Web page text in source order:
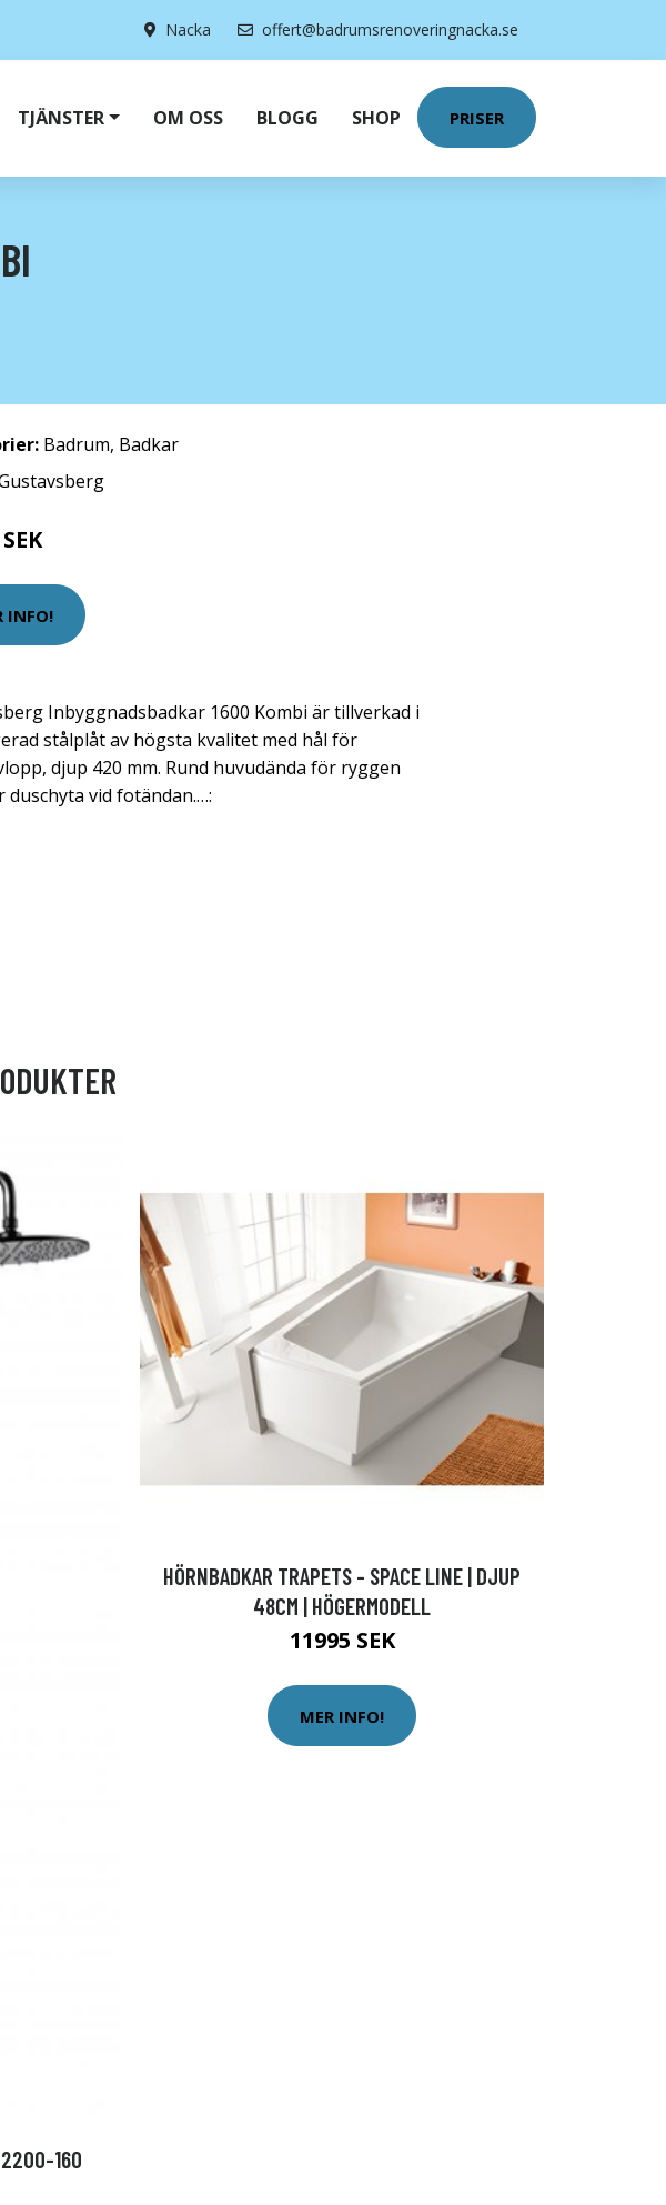
Nacka offert@badrumsrenoveringnacka.se
TJÄNSTER OM OSS BLOGG SHOP PRISER
Badrum, Badkar
INFO!
Inbyggnadsbadkar 1600 Kombi är tillverkad i
stålplåt av högsta kvalitet med hål för
djup 420 mm. Rund huvudända för ryggen
duschyta vid fotändan.…:
160
HÖRNBADKAR TRAPETS - SPACE LINE | DJUP
48CM | HÖGERMODELL
11995 SEK
MER INFO!